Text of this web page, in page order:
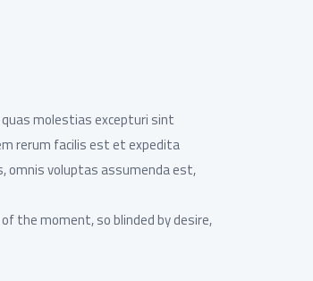
molestias excepturi sint
rerum facilis est et expedita
omnis voluptas assumenda est,
the moment, so blinded by desire,